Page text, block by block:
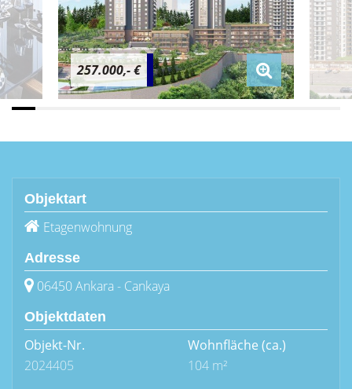
257.000,- €
Objektart
Etagenwohnung
Adresse
06450 Ankara - Cankaya
Objektdaten
Objekt-Nr.
2024405
Wohnfläche (ca.)
104 m²